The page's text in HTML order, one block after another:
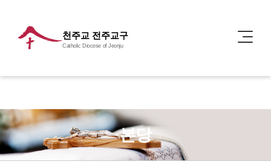
천주교 전주교구
Catholic Diocese of Jeonju
본당